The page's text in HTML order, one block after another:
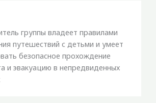
группы владеет правилами
путешествий с детьми и умеет
безопасное прохождение
и эвакуацию в непредвиденных